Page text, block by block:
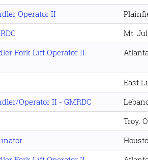
Operator II
Mt.
Fork Lift Operator II-
East
Operator II - GMRDC
Troy.